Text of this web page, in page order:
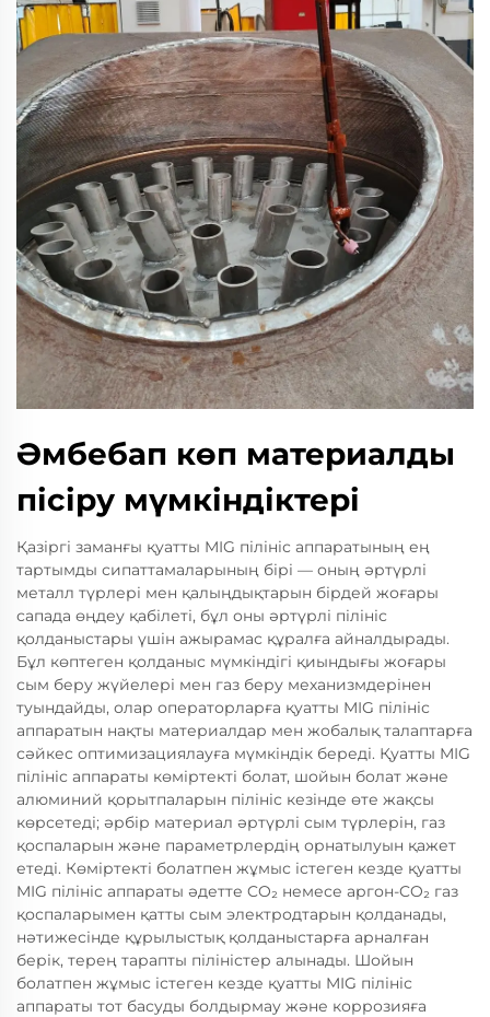
Әмбебап көп материалды
пісіру мүмкіндіктері
Қазіргі заманғы қуатты MIG пілініс аппаратының ең
тартымды сипаттамаларының бірі — оның әртүрлі
металл түрлері мен қалыңдықтарын бірдей жоғары
сапада өңдеу қабілеті, бұл оны әртүрлі пілініс
қолданыстары үшін ажырамас құралға айналдырады.
Бұл көптеген қолданыс мүмкіндігі қиындығы жоғары
сым беру жүйелері мен газ беру механизмдерінен
туындайды, олар операторларға қуатты MIG пілініс
аппаратын нақты материалдар мен жобалық талаптарға
сәйкес оптимизациялауға мүмкіндік береді. Қуатты MIG
пілініс аппараты көміртекті болат, шойын болат және
алюминий қорытпаларын пілініс кезінде өте жақсы
көрсетеді; әрбір материал әртүрлі сым түрлерін, газ
қоспаларын және параметрлердің орнатылуын қажет
етеді. Көміртекті болатпен жұмыс істеген кезде қуатты
MIG пілініс аппараты әдетте CO₂ немесе аргон-CO₂ газ
қоспаларымен қатты сым электродтарын қолданады,
нәтижесінде құрылыстық қолданыстарға арналған
берік, терең тарапты піліністер алынады. Шойын
болатпен жұмыс істеген кезде қуатты MIG пілініс
аппараты тот басуды болдырмау және коррозияға